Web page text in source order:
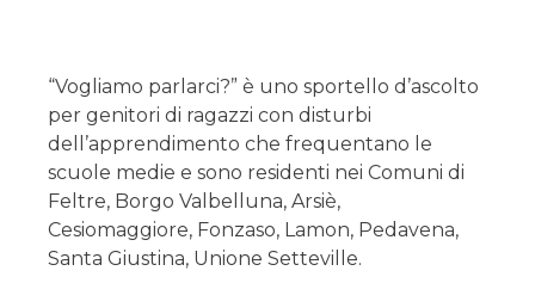
“Vogliamo parlarci?” è uno sportello d’ascolto
per genitori di ragazzi con disturbi
dell’apprendimento che frequentano le
scuole medie e sono residenti nei Comuni di
Feltre, Borgo Valbelluna, Arsiè,
Cesiomaggiore, Fonzaso, Lamon, Pedavena,
Santa Giustina, Unione Setteville.